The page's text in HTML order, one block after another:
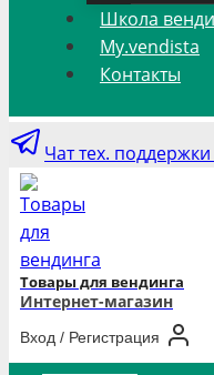
Школа
My.vendista
Контакты
Чат тех.
Товары для вендинга
Интернет-магазин
Вход / Регистрация